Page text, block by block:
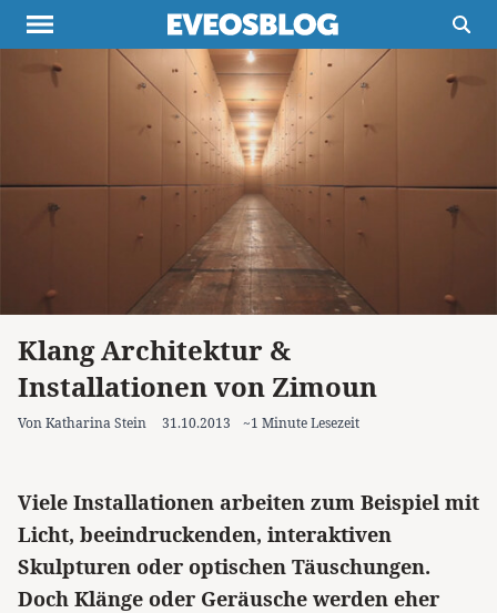
Projekte
Inspiration
Über uns
Werbung
Buchtipps
Newsletter
Klang Architektur &
Installationen von Zimoun
Von Katharina Stein 31.10.2013 ~1 Minute Lesezeit
Viele Installationen arbeiten zum Beispiel mit
Licht, beeindruckenden, interaktiven
Skulpturen oder optischen Täuschungen.
Doch Klänge oder Geräusche werden eher